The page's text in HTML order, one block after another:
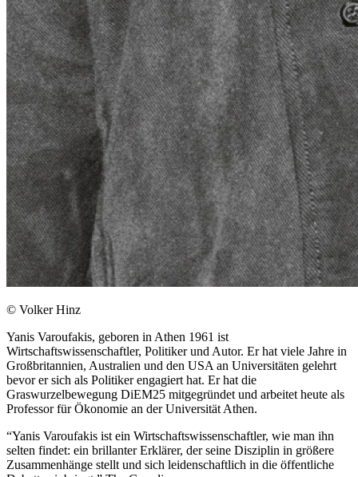
© Volker Hinz
Yanis Varoufakis, geboren in Athen 1961 ist
Wirtschaftswissenschaftler, Politiker und Autor. Er hat viele Jahre in
Großbritannien, Australien und den USA an Universitäten gelehrt
bevor er sich als Politiker engagiert hat. Er hat die
Graswurzelbewegung DiEM25 mitgegründet und arbeitet heute als
Professor für Ökonomie an der Universität Athen.
“Yanis Varoufakis ist ein Wirtschaftswissenschaftler, wie man ihn
selten findet: ein brillanter Erklärer, der seine Disziplin in größere
Zusammenhänge stellt und sich leidenschaftlich in die öffentliche